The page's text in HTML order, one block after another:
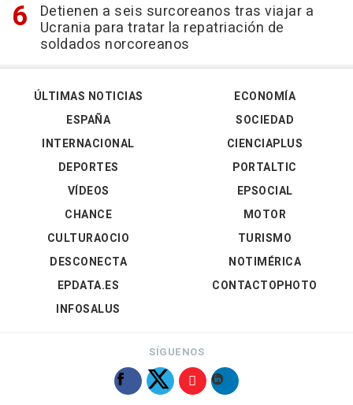
Detienen a seis surcoreanos tras viajar a
Ucrania para tratar la repatriación de
soldados norcoreanos
ÚLTIMAS NOTICIAS
ESPAÑA
INTERNACIONAL
DEPORTES
VÍDEOS
ECONOMÍA
SOCIEDAD
CIENCIAPLUS
PORTALTIC
EPSOCIAL
CHANCE
CULTURAOCIO
DESCONECTA
EPDATA.ES
INFOSALUS
MOTOR
TURISMO
NOTIMÉRICA
CONTACTOPHOTO
SÍGUENOS